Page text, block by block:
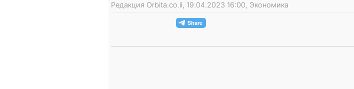
Редакция Orbita.co.il, 19.04.2023 16:00, Экономика